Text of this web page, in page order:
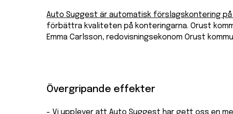
Auto Suggest är automatisk förslagskontering på
förbättra kvaliteten på konteringarna. Orust
Emma Carlsson, redovisningsekonom Orust
Övergripande effekter
- Vi upplever att Auto Suggest har gett oss en